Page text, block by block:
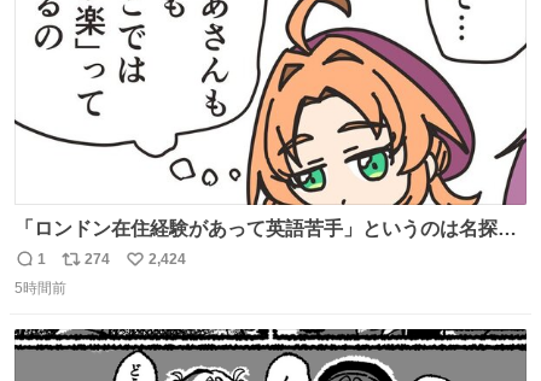
「ロンドン在住経験があって英語苦手」というのは名探偵
としては「妙だな」ってなるところなのに、小林みくるだ
からスルーされている小林クオリティ。
返
信
1
リ
ポ
ト
274
い
数
2,424
5時間前